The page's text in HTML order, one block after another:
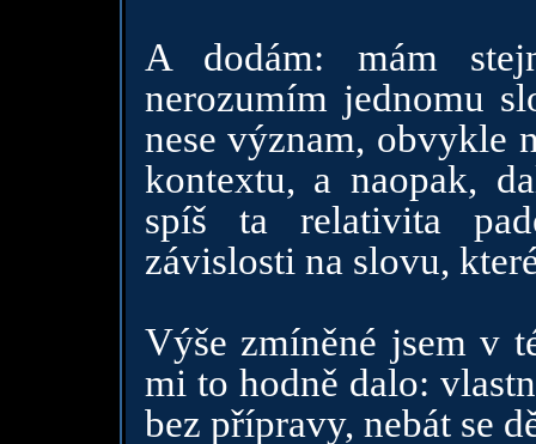
A dodám: mám
nerozumím jednomu
nese význam, obvykle
kontextu, a naopak,
spíš ta relativita
závislosti na slovu,
Výše zmíněné jsem v
mi to hodně dalo:
bez přípravy, nebát se